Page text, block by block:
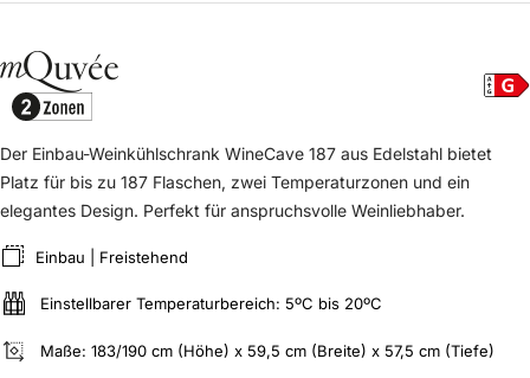
Der Einbau-Weinkühlschrank WineCave 187 aus Edelstahl bietet
Platz für bis zu 187 Flaschen, zwei Temperaturzonen und ein
elegantes Design. Perfekt für anspruchsvolle Weinliebhaber.
Einbau | Freistehend
Einstellbarer Temperaturbereich: 5ºC bis 20ºC
Maße: 183/190 cm (Höhe) x 59,5 cm (Breite) x 57,5 cm (Tiefe)